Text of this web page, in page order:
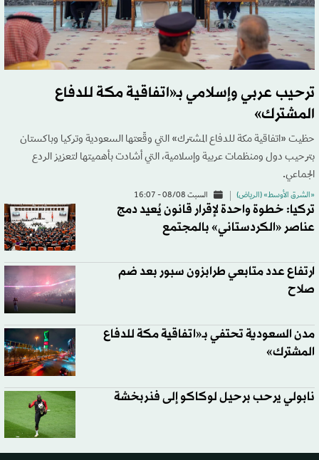
ترحيب عربي وإسلامي بـ«اتفاقية مكة للدفاع
المشترك»
حظيت «اتفاقية مكة للدفاع المشترك» التي وقّعتها السعودية وتركيا وباكستان
بترحيب دول ومنظمات عربية وإسلامية، التي أشادت بأهميتها لتعزيز الردع
الجماعي.
«الشرق الأوسط» (الرياض) السبت 08/08 - 16:07
تركيا: خطوة واحدة لإقرار قانون يُعيد دمج
عناصر «الكردستاني» بالمجتمع
ارتفاع عدد متابعي طرابزون سبور بعد ضم
صلاح
مدن السعودية تحتفي بـ«اتفاقية مكة للدفاع
المشترك»
نابولي يرحب برحيل لوكاكو إلى فنربخشة